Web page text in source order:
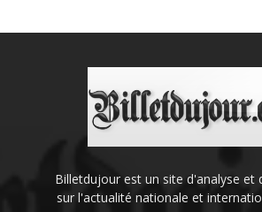
Billetdujour est un site d'analyse et
sur l'actualité nationale et